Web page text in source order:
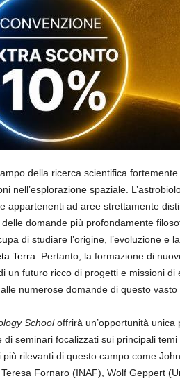
della ricerca scientifica
nell’esplorazione spaziale.
appartenenti ad aree strettamente
domande più profondamente
di studiare l’origine, l’evoluzione e
Terra . Pertanto, la formazione di
un futuro ricco di progetti e missioni
numerose domande di questo vasto
Schooloffrirà un’opportunità
seminari focalizzati sui principali
rilevanti di questo campo come
Fornaro (INAF), Wolf Geppert